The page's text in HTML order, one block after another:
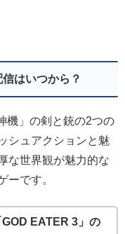
信はいつから？
機」の剣と銃の2つの
シュアクションと魅
な世界観が魅力的な
ーです。
EATER 3」の